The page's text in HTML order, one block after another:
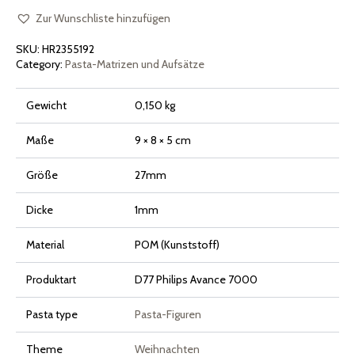
Philips
Avance
und
Serie
7000
Zur Wunschliste hinzufügen
SKU: HR2355192
Category: Pasta-Matrizen und Aufsätze
Gewicht 0,150 kg
Maße 9 × 8 × 5 cm
Größe 27mm
Dicke 1mm
Material POM (Kunststoff)
Produktart D77 Philips Avance 7000
Pasta type Pasta-Figuren
Theme Weihnachten